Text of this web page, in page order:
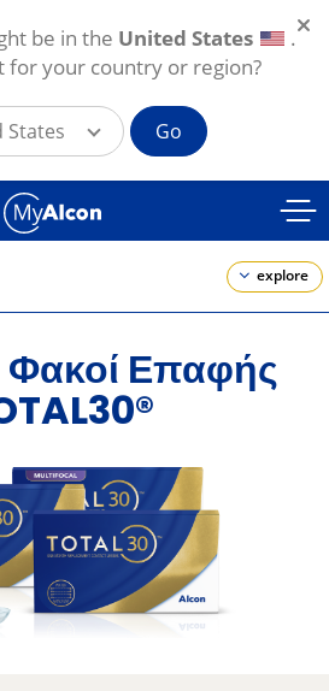
explore
Φακοί Επαφής
be in the United States
.
for your country or region?
States Go